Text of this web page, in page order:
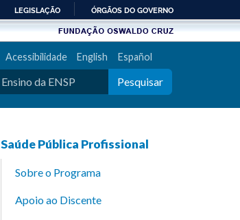
LEGISLAÇÃO ÓRGÃOS DO GOVERNO
Acessibilidade English Español
Pesquisar
Saúde Pública Profissional
Sobre o Programa
Apoio ao Discente